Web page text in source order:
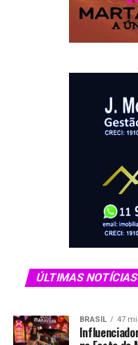
ÚLTIMAS NOTÍCIAS
BRASIL 47